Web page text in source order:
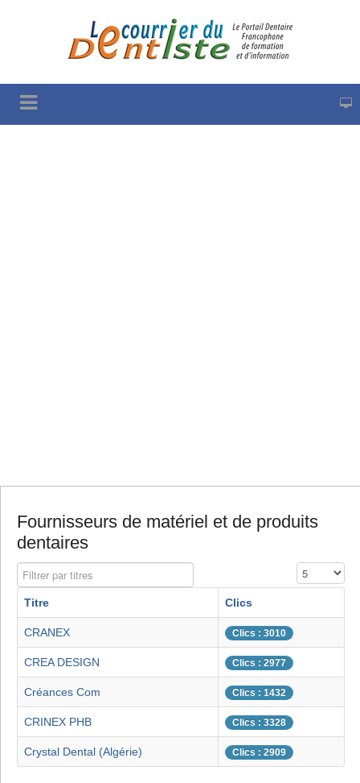
Fournisseurs de matériel et de produits
dentaires
Filtrer par titres Affichage #
Titre Clics
CRANEX Clics : 3010
CREA DESIGN Clics : 2977
Créances Com Clics : 1432
CRINEX PHB Clics : 3328
Crystal Dental (Algérie) Clics : 2909